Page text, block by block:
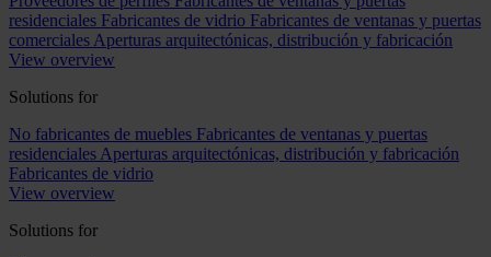
residenciales Fabricantes de vidrio Fabricantes de ventanas y puertas
comerciales Aperturas arquitectónicas, distribución y fabricación
View overview
Solutions for
No fabricantes de muebles Fabricantes de ventanas y puertas
residenciales Aperturas arquitectónicas, distribución y fabricación
Fabricantes de vidrio
View overview
Solutions for